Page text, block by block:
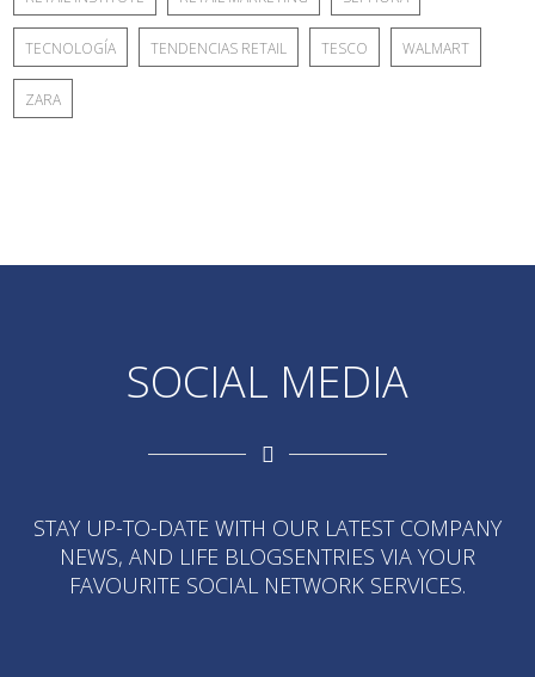
TECNOLOGÍA TENDENCIAS RETAIL TESCO WALMART
ZARA
SOCIAL MEDIA
STAY UP-TO-DATE WITH OUR LATEST COMPANY
NEWS, AND LIFE BLOGSENTRIES VIA YOUR
FAVOURITE SOCIAL NETWORK SERVICES.